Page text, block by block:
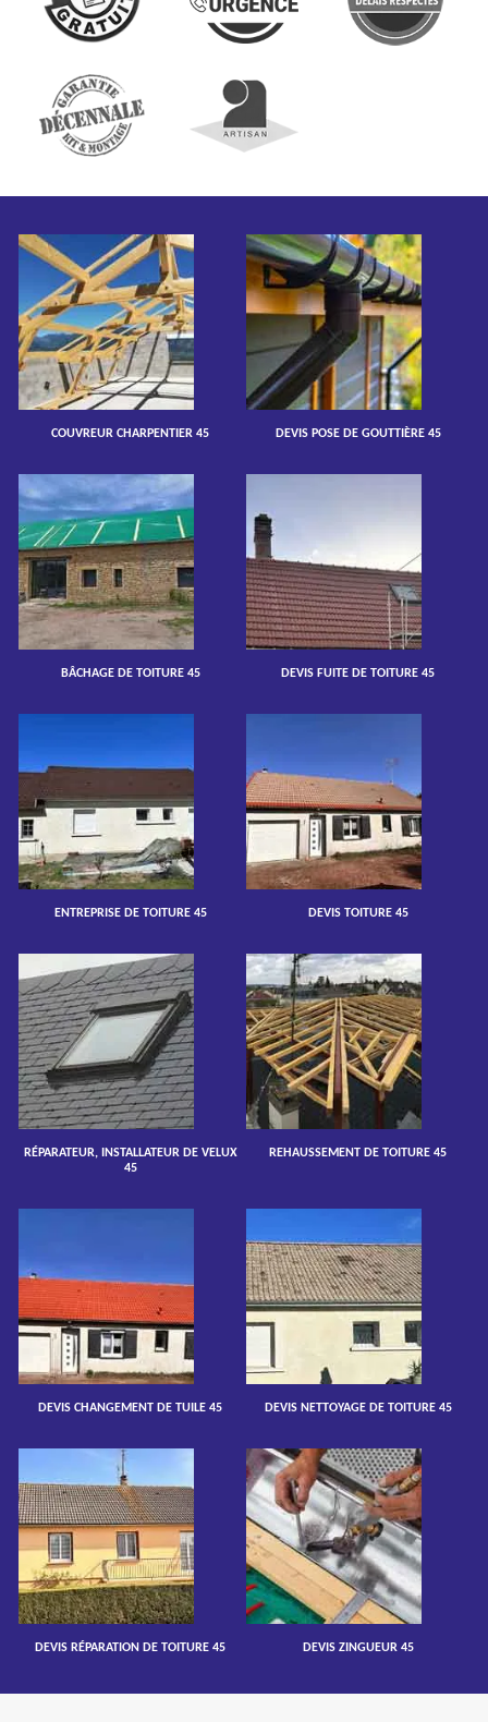
COUVREUR CHARPENTIER 45 DEVIS POSE DE GOUTTIÈRE 45
BÂCHAGE DE TOITURE 45 DEVIS FUITE DE TOITURE 45
ENTREPRISE DE TOITURE 45 DEVIS TOITURE 45
RÉPARATEUR, INSTALLATEUR DE VELUX
45
REHAUSSEMENT DE TOITURE 45
DEVIS CHANGEMENT DE TUILE 45 DEVIS NETTOYAGE DE TOITURE 45
DEVIS RÉPARATION DE TOITURE 45 DEVIS ZINGUEUR 45